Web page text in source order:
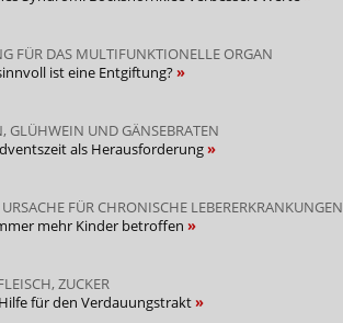
FÜR DAS MULTIFUNKTIONELLE ORGAN
ist eine Entgiftung?
GLÜHWEIN UND GÄNSEBRATEN
als Herausforderung
FÜR CHRONISCHE LEBERERKRANKUNGEN
mehr Kinder betroffen
ZUCKER
für den Verdauungstrakt